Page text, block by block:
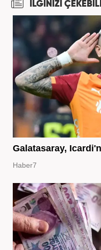
İLGİNİZİ
Galatasaray,
Haber7